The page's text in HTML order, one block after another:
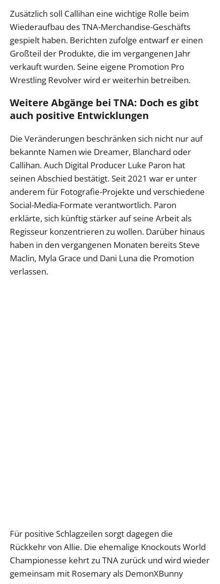
Zusätzlich soll Callihan eine wichtige Rolle beim
Wiederaufbau des TNA-Merchandise-Geschäfts
gespielt haben. Berichten zufolge entwarf er einen
Großteil der Produkte, die im vergangenen Jahr
verkauft wurden. Seine eigene Promotion Pro
Wrestling Revolver wird er weiterhin betreiben.
Weitere Abgänge bei TNA: Doch es gibt
auch positive Entwicklungen
Die Veränderungen beschränken sich nicht nur auf
bekannte Namen wie Dreamer, Blanchard oder
Callihan. Auch Digital Producer Luke Paron hat
seinen Abschied bestätigt. Seit 2021 war er unter
anderem für Fotografie-Projekte und verschiedene
Social-Media-Formate verantwortlich. Paron
erklärte, sich künftig stärker auf seine Arbeit als
Regisseur konzentrieren zu wollen. Darüber hinaus
haben in den vergangenen Monaten bereits Steve
Maclin, Myla Grace und Dani Luna die Promotion
verlassen.
Für positive Schlagzeilen sorgt dagegen die
Rückkehr von Allie. Die ehemalige Knockouts World
Championesse kehrt zu TNA zurück und wird wieder
gemeinsam mit Rosemary als DemonXBunny